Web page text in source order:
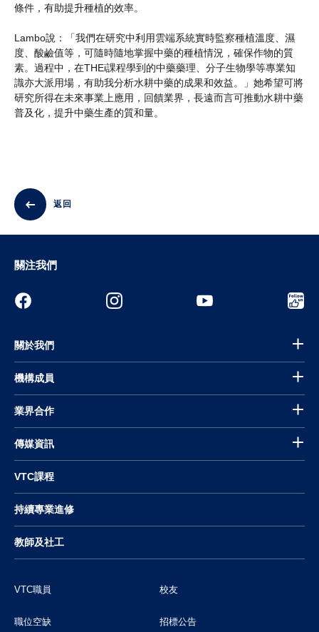
條件，有助提升種植的效率。
Lambo說：「我們在研究中利用雲端系統實時監察種植溫度、濕
度、酸鹼值等，可隨時隨地掌握中藥的種植情況，確保作物的質
素。過程中，在THEi課程學到的中藥藥理、分子生物學等專業知
識亦大派用場，有助我分析水耕中藥的成果和效益。」她希望可將
研究所得在未來事業上應用，回饋業界，長遠而言可推動水耕中藥
普及化，提升中藥生產的質和量。
返回
關注我們
關於我們
機構成員
業界合作
傳媒資訊
VTC課程
持續專業進修
教師及社工
VTC職員 校友
職位空缺 招標公告